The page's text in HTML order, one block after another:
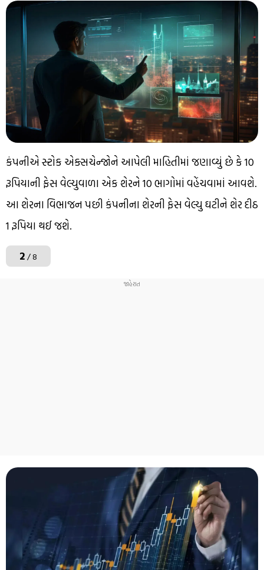
કંપનીએ સ્ટોક એક્સચેન્જોને આપેલી માહિતીમાં જણાવ્યું છે કે 10
રૂપિયાની ફેસ વેલ્યુવાળા એક શેરને 10 ભાગોમાં વહેંચવામાં આવશે.
આ શેરના વિભાજન પછી કંપનીના શેરની ફેસ વેલ્યુ ઘટીને શેર દીઠ
1 રૂપિયા થઈ જશે.
2/ 8